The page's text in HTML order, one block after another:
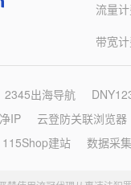
流量
带宽
2345出海导航
IP
云登防关联浏览器
115Shop建站 数据采